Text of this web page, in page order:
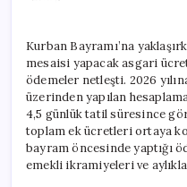
Kurban Bayramı’na
mesaisi yapacak asgari
ödemeler netleşti. 2026
üzerinden yapılan
4,5 günlük tatil süresince
toplam ek ücretleri ortaya
bayram öncesinde yaptığı
emekli ikramiyeleri ve